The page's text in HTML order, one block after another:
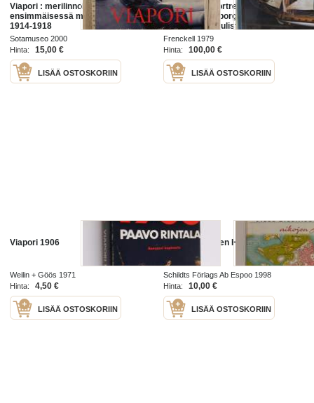
Viapori : merilinnoitus
ensimmäisessä maailmansodassa
1914-1918
Sotamuseo 2000
Hinta:
15,00 €
LISÄÄ OSTOSKORIIN
Ehrensvärd Fortress Museum -
Viapori - Sveaborg - Helsinki,
Finland 1979 -juliste, suunnittelu
Erik Bruun, valokuvaus Krister
Katva, laminoitu heti kirjapainossa
Frenckell 1979
Hinta:
100,00 €
LISÄÄ OSTOSKORIIN
Viapori 1906
Weilin + Göös 1971
Hinta:
4,50 €
LISÄÄ OSTOSKORIIN
Kaikkien aikojen Helsinki
Schildts Förlags Ab Espoo 1998
Hinta:
10,00 €
LISÄÄ OSTOSKORIIN